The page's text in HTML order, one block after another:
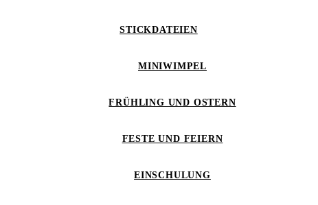
STICKDATEIEN
MINIWIMPEL
FRÜHLING UND OSTERN
FESTE UND FEIERN
EINSCHULUNG